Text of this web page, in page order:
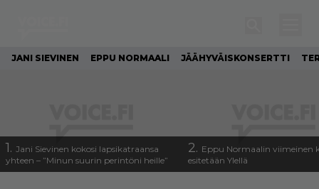
JANI SIEVINEN EPPU NORMAALI JÄÄHYVÄISKONSERTTI
1. Jani Sievinen kokosi lapsikatraansa
yhteen – ”Minun suurin perintöni heille”
2. Eppu Normaalin viimeinen
esitetään Ylellä